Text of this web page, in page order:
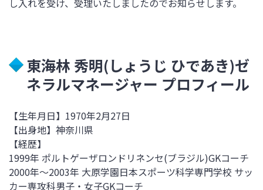
し入れを受け、 受理いたしましたのでお知らせします。
東海林 秀明(しょうじ ひであき)ゼ
ネラルマネージャー プロフィール
【生年月日】 1970年2月27日
【出身地】神奈川県
【経歴】
1999年 ポルトゲーザロンドリネンセ(ブラジル)GKコーチ
2000年～2003年 大原学園日本スポーツ科学専門学校 サッ
カー専攻科男子・女子GKコーチ